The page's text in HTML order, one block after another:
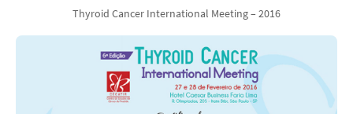
Thyroid Cancer International Meeting – 2016